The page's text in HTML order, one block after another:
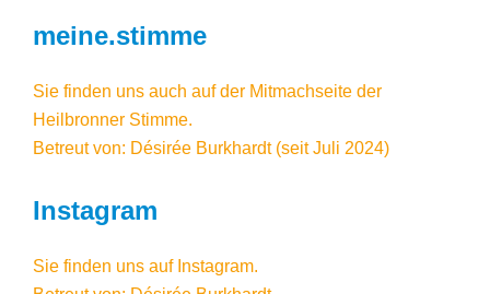
meine.stimme
Sie finden uns auch auf der Mitmachseite der
Heilbronner Stimme.
Betreut von: Désirée Burkhardt (seit Juli 2024)
Instagram
Sie finden uns auf Instagram.